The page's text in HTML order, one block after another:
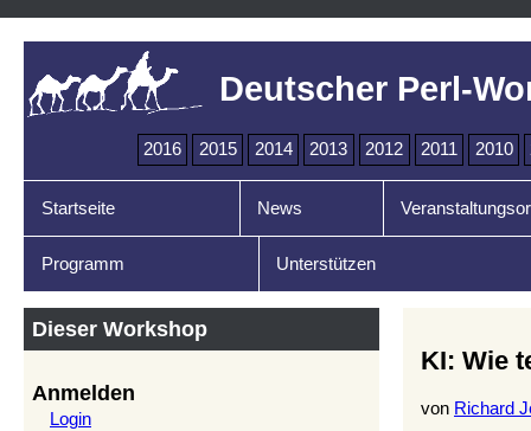
Deutscher Perl-
2016 2015 2014 2013 2012 2011 2010
Startseite News
Programm Unterstützen
Dieser Workshop
Anmelden
Login
KI: Wie
von Richard